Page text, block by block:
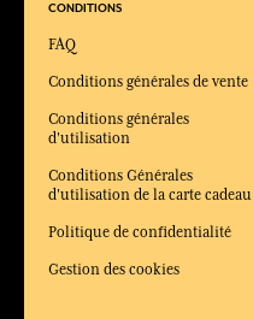
CONDITIONS
FAQ
Conditions générales de vente
Conditions générales
d'utilisation
Conditions Générales
d'utilisation de la carte cadeau
Politique de confidentialité
Gestion des cookies